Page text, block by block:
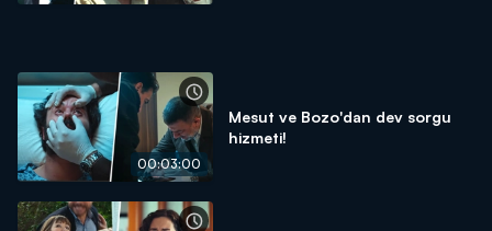
00:03:00
Mesut ve Bozo'dan dev sorgu
hizmeti!